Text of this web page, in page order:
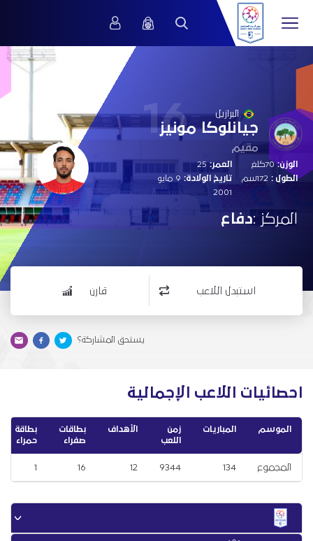
16 البرازيل
جيانلوكا مونيز
مقيم
الوزن:70كلغ
الطول :
العمر:25
تاريخ الولادة:
9 مايو
2001
المركز :دفاع
استبدل اللاعب قارن
يستحق المشاركة؟
احصائيات اللاعب الإجمالية
الموسم المباريات
زمن
اللعب
الأهداف
بطاقات
صفراء
بطاقة
حمراء
المجموع 134
9344
12
16
1